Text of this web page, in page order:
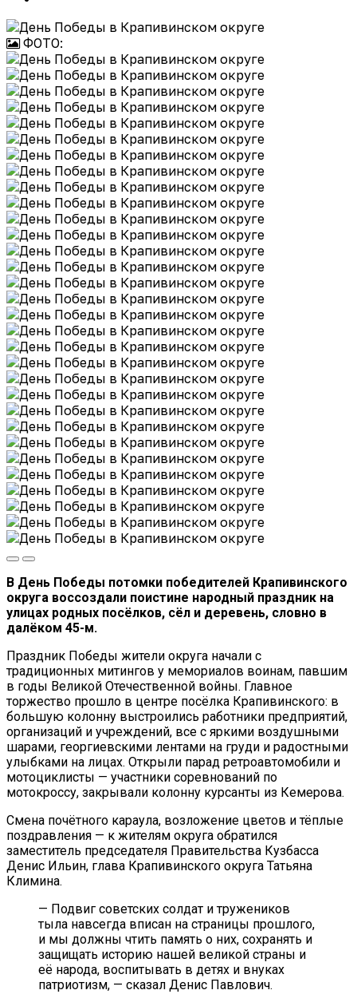
ФОТО:
В День Победы потомки победителей Крапивинского
округа воссоздали поистине народный праздник на
улицах родных посёлков, сёл и деревень, словно в
далёком 45-м.
Праздник Победы жители округа начали с
традиционных митингов у мемориалов воинам, павшим
в годы Великой Отечественной войны. Главное
торжество прошло в центре посёлка Крапивинского: в
большую колонну выстроились работники предприятий,
организаций и учреждений, все с яркими воздушными
шарами, георгиевскими лентами на груди и радостными
улыбками на лицах. Открыли парад ретроавтомобили и
мотоциклисты — участники соревнований по
мотокроссу, закрывали колонну курсанты из Кемерова.
Смена почётного караула, возложение цветов и тёплые
поздравления — к жителям округа обратился
заместитель председателя Правительства Кузбасса
Денис Ильин, глава Крапивинского округа Татьяна
Климина.
— Подвиг советских солдат и тружеников
тыла навсегда вписан на страницы прошлого,
и мы должны чтить память о них, сохранять и
защищать историю нашей великой страны и
её народа, воспитывать в детях и внуках
патриотизм, — сказал Денис Павлович.